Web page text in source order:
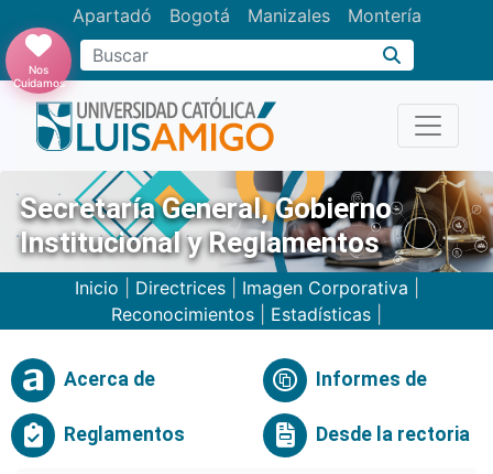
Apartadó Bogotá Manizales Montería
Buscar
Nos
Cuidamos
Secretaría General, Gobierno
Institucional y Reglamentos
Inicio Directrices| Imagen Corporativa
Reconocimientos
Estadísticas
Acerca de Informes de
Reglamentos Desde la rectoria